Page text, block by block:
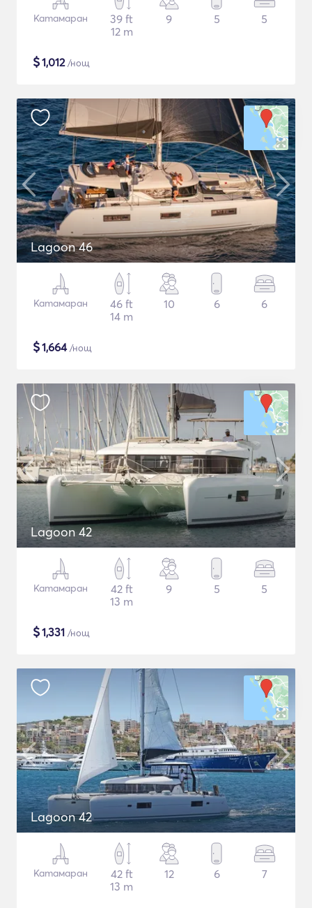
Катамаран
39 ft
12 m
9 5 5
$1,012/нощ
Lagoon 46
Катамаран
46 ft
14 m
10 6 6
$1,664/нощ
Lagoon 42
Катамаран
42 ft
13 m
9 5 5
$1,331 /нощ
Lagoon 42
Катамаран
42 ft
13 m
12 6 7